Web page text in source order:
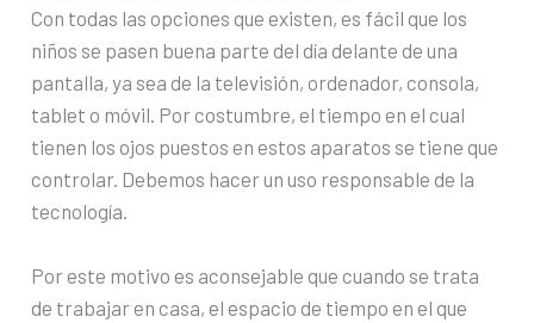
Con todas las opciones que existen, es fácil que los
niños se pasen buena parte del día delante de una
pantalla, ya sea de la televisión, ordenador, consola,
tablet o móvil. Por costumbre, el tiempo en el cual
tienen los ojos puestos en estos aparatos se tiene que
controlar. Debemos hacer un uso responsable de la
tecnología.
Por este motivo es aconsejable que cuando se trata
de trabajar en casa, el espacio de tiempo en el que